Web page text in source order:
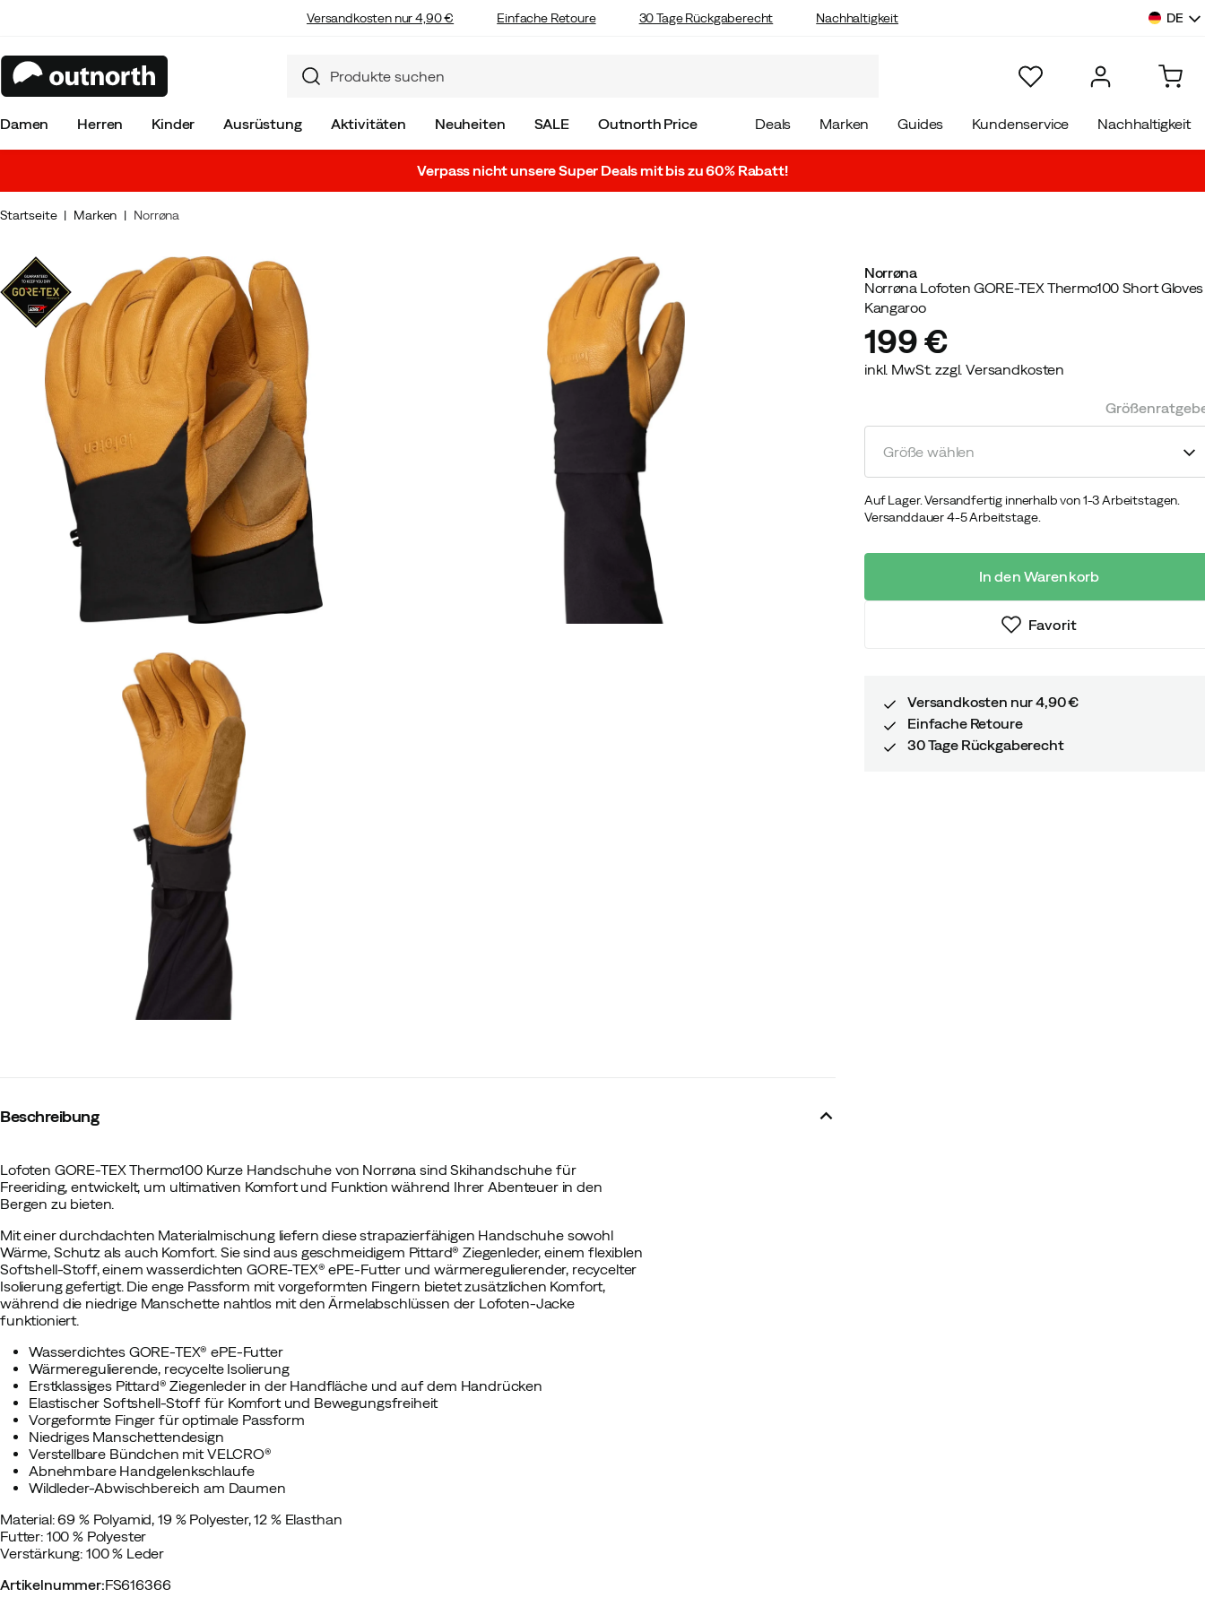
Versandkosten nur 4,90 € Einfache Retoure 30 Tage Rückgaberecht Nachhaltigkeit DE
Damen Herren Kinder Ausrüstung Aktivitäten Neuheiten SALE Outnorth Price Deals Marken Guides Kundenservice Nachhaltigkeit
Verpass nicht unsere Super Deals mit bis zu 60% Rabatt!
Startseite Marken Norrøna
Beschreibung
Lofoten GORE-TEX Thermo100 Kurze Handschuhe von Norrøna sind Skihandschuhe für
Freeriding, entwickelt, um ultimativen Komfort und Funktion während Ihrer Abenteuer in den
Bergen zu bieten.
Mit einer durchdachten Materialmischung liefern diese strapazierfähigen Handschuhe sowohl
Wärme, Schutz als auch Komfort. Sie sind aus geschmeidigem Pittard® Ziegenleder, einem flexiblen
Softshell-Stoff, einem wasserdichten GORE-TEX® ePE-Futter und wärmeregulierender, recycelter
Isolierung gefertigt. Die enge Passform mit vorgeformten Fingern bietet zusätzlichen Komfort,
während die niedrige Manschette nahtlos mit den Ärmelabschlüssen der Lofoten-Jacke
funktioniert.
Wasserdichtes GORE-TEX® ePE-Futter
Wärmeregulierende, recycelte Isolierung
Erstklassiges Pittard® Ziegenleder in der Handfläche und auf dem Handrücken
Elastischer Softshell-Stoff für Komfort und Bewegungsfreiheit
Vorgeformte Finger für optimale Passform
Niedriges Manschettendesign
Verstellbare Bündchen mit VELCRO®
Abnehmbare Handgelenkschlaufe
Wildleder-Abwischbereich am Daumen
Material: 69 % Polyamid, 19 % Polyester, 12 % Elasthan
Futter: 100 % Polyester
Verstärkung: 100 % Leder
Artikelnummer:FS616366
Norrøna
Norrøna Lofoten GORE-TEX Thermo100 Short Gloves
Kangaroo
199 €
inkl. MwSt. zzgl. Versandkosten
Größe wählen
Auf Lager. Versandfertig innerhalb von 1-3 Arbeitstagen.
Versanddauer 4-5 Arbeitstage.
In den Warenkorb
Favorit
Versandkosten nur 4,90 €
Einfache Retoure
30 Tage Rückgaberecht